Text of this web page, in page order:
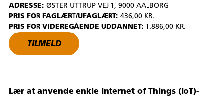
ADRESSE: ØSTER UTTRUP VEJ 1, 9000 AALBORG
PRIS FOR FAGLÆRT/UFAGLÆRT: 436,00 KR.
PRIS FOR VIDEREGÅENDE UDDANNET: 1.886,00 KR.
TILMELD
Lær at anvende enkle Internet of Things (IoT)-